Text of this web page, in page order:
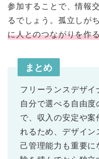
参加することで、情報
るでしょう。孤立しが
に人とのつながりを作
まとめ
フリーランスデザ
自分で選べる自由
で、収入の安定や
れるため、デザイ
己管理能力も重要